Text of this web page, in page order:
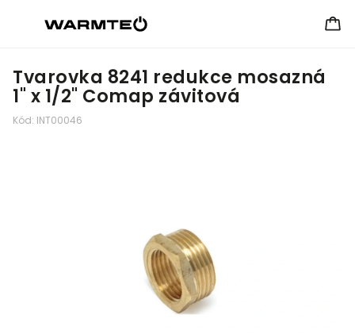
Tvarovka 8241 redukce mosazná
1" x 1/2" Comap závitová
Kód: INT00046